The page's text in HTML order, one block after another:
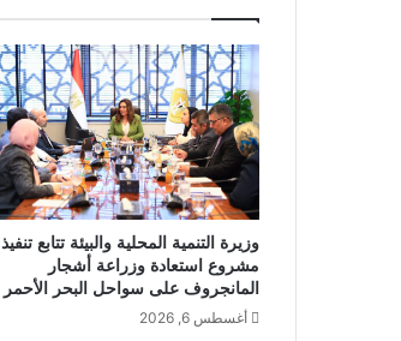
وزيرة التنمية المحلية والبيئة تتابع تنفيذ
مشروع استعادة وزراعة أشجار
المانجروف على سواحل البحر الأحمر
أغسطس 6, 2026